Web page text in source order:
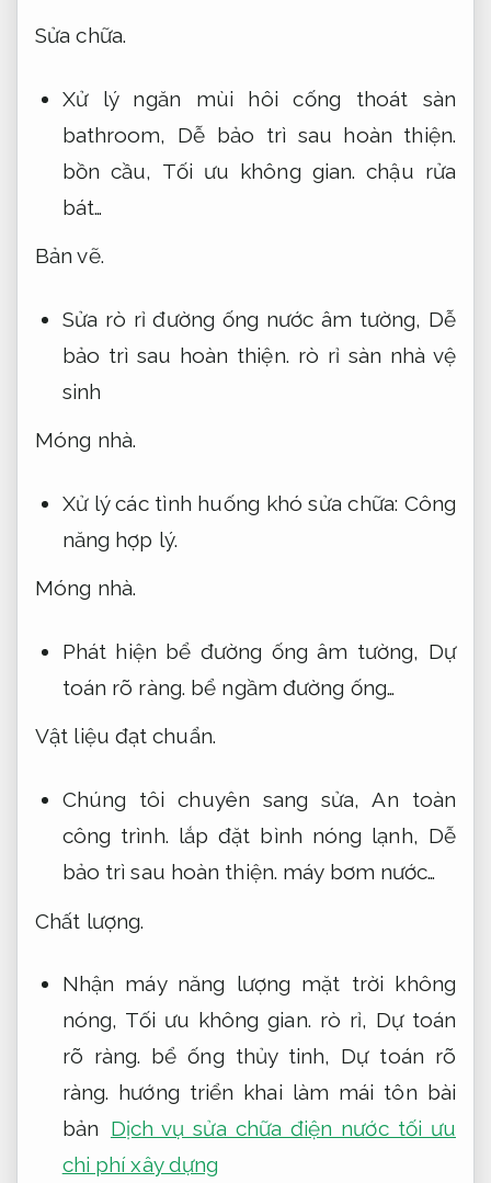
Sửa chữa.
Xử lý ngăn mùi hôi cống thoát sàn
bathroom, Dễ bảo trì sau hoàn thiện.
bồn cầu, Tối ưu không gian. chậu rửa
bát…
Bản vẽ.
Sửa rò rỉ đường ống nước âm tường, Dễ
bảo trì sau hoàn thiện. rò rỉ sàn nhà vệ
sinh
Móng nhà.
Xử lý các tình huống khó sửa chữa: Công
năng hợp lý.
Móng nhà.
Phát hiện bể đường ống âm tường, Dự
toán rõ ràng. bể ngầm đường ống…
Vật liệu đạt chuẩn.
Chúng tôi chuyên sang sửa,An toàn
công trình. lắp đặt bình nóng lạnh, Dễ
bảo trì sau hoàn thiện. máy bơm nước…
Chất lượng.
Nhận máy năng lượng mặt trời không
nóng, Tối ưu không gian. rò rỉ, Dự toán
rõ ràng. bể ống thủy tinh, Dự toán rõ
ràng. hướng triển khai làm mái tôn bài
bản Dịch vụ sửa chữa điện nước tối ưu
chi phí xây dựng